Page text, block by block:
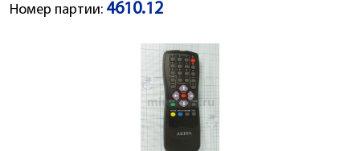
Номер партии: 4610.12